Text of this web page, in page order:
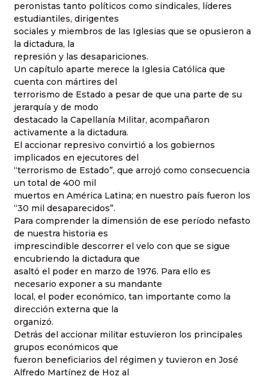
peronistas tanto políticos como sindicales, líderes
estudiantiles, dirigentes
sociales y miembros de las Iglesias que se opusieron a
la dictadura, la
represión y las desapariciones.
Un capítulo aparte merece la Iglesia Católica que
cuenta con mártires del
terrorismo de Estado a pesar de que una parte de su
jerarquía y de modo
destacado la Capellanía Militar, acompañaron
activamente a la dictadura.
El accionar represivo convirtió a los gobiernos
implicados en ejecutores del
“terrorismo de Estado”, que arrojó como consecuencia
un total de 400 mil
muertos en América Latina; en nuestro país fueron los
“30 mil desaparecidos”.
Para comprender la dimensión de ese período nefasto
de nuestra historia es
imprescindible descorrer el velo con que se sigue
encubriendo la dictadura que
asaltó el poder en marzo de 1976. Para ello es
necesario exponer a su mandante
local, el poder económico, tan importante como la
dirección externa que la
organizó.
Detrás del accionar militar estuvieron los principales
grupos económicos que
fueron beneficiarios del régimen y tuvieron en José
Alfredo Martínez de Hoz al